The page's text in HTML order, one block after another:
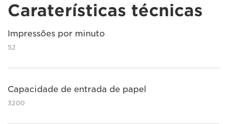
Caraterísticas técnicas
Impressões por minuto
52
Capacidade de entrada de papel
3200